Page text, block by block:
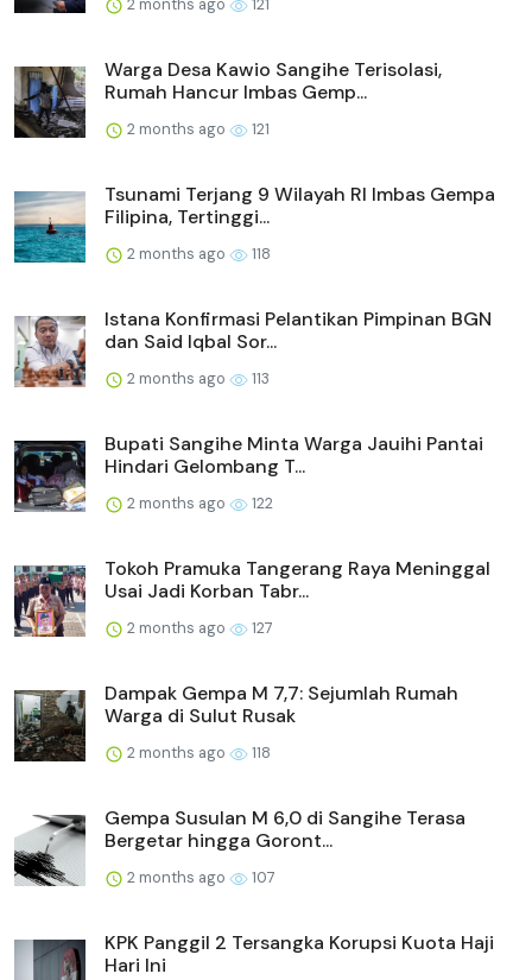
2 months ago 121
Warga Desa Kawio Sangihe Terisolasi,
Rumah Hancur Imbas Gemp...
2 months ago 121
Tsunami Terjang 9 Wilayah RI Imbas Gempa
Filipina, Tertinggi...
2 months ago 118
Istana Konfirmasi Pelantikan Pimpinan BGN
dan Said Iqbal Sor...
2 months ago 113
Bupati Sangihe Minta Warga Jauihi Pantai
Hindari Gelombang T...
2 months ago 122
Tokoh Pramuka Tangerang Raya Meninggal
Usai Jadi Korban Tabr...
2 months ago 127
Dampak Gempa M 7,7: Sejumlah Rumah
Warga di Sulut Rusak
2 months ago 118
Gempa Susulan M 6,0 di Sangihe Terasa
Bergetar hingga Goront...
2 months ago 107
KPK Panggil 2 Tersangka Korupsi Kuota Haji
Hari Ini